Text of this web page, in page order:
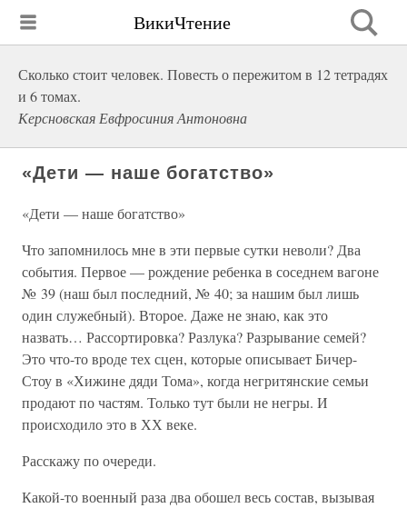
ВикиЧтение
Сколько стоит человек. Повесть о пережитом в 12 тетрадях
и 6 томах.
Керсновская Евфросиния Антоновна
«Дети — наше богатство»
«Дети — наше богатство»
Что запомнилось мне в эти первые сутки неволи? Два
события. Первое — рождение ребенка в соседнем вагоне
№ 39 (наш был последний, № 40; за нашим был лишь
один служебный). Второе. Даже не знаю, как это
назвать… Рассортировка? Разлука? Разрывание семей?
Это что-то вроде тех сцен, которые описывает Бичер-
Стоу в «Хижине дяди Тома», когда негритянские семьи
продают по частям. Только тут были не негры. И
происходило это в ХХ веке.
Расскажу по очереди.
Какой-то военный раза два обошел весь состав, вызывая